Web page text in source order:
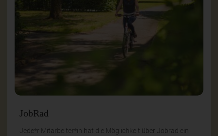
JobRad
Jede*r Mitarbeiter*in hat die Möglichkeit über Jobrad ein